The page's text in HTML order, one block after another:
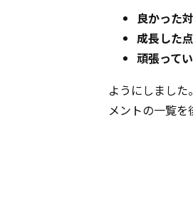
良かった
成長した
頑張って
ようにしまし
メントの一覧を